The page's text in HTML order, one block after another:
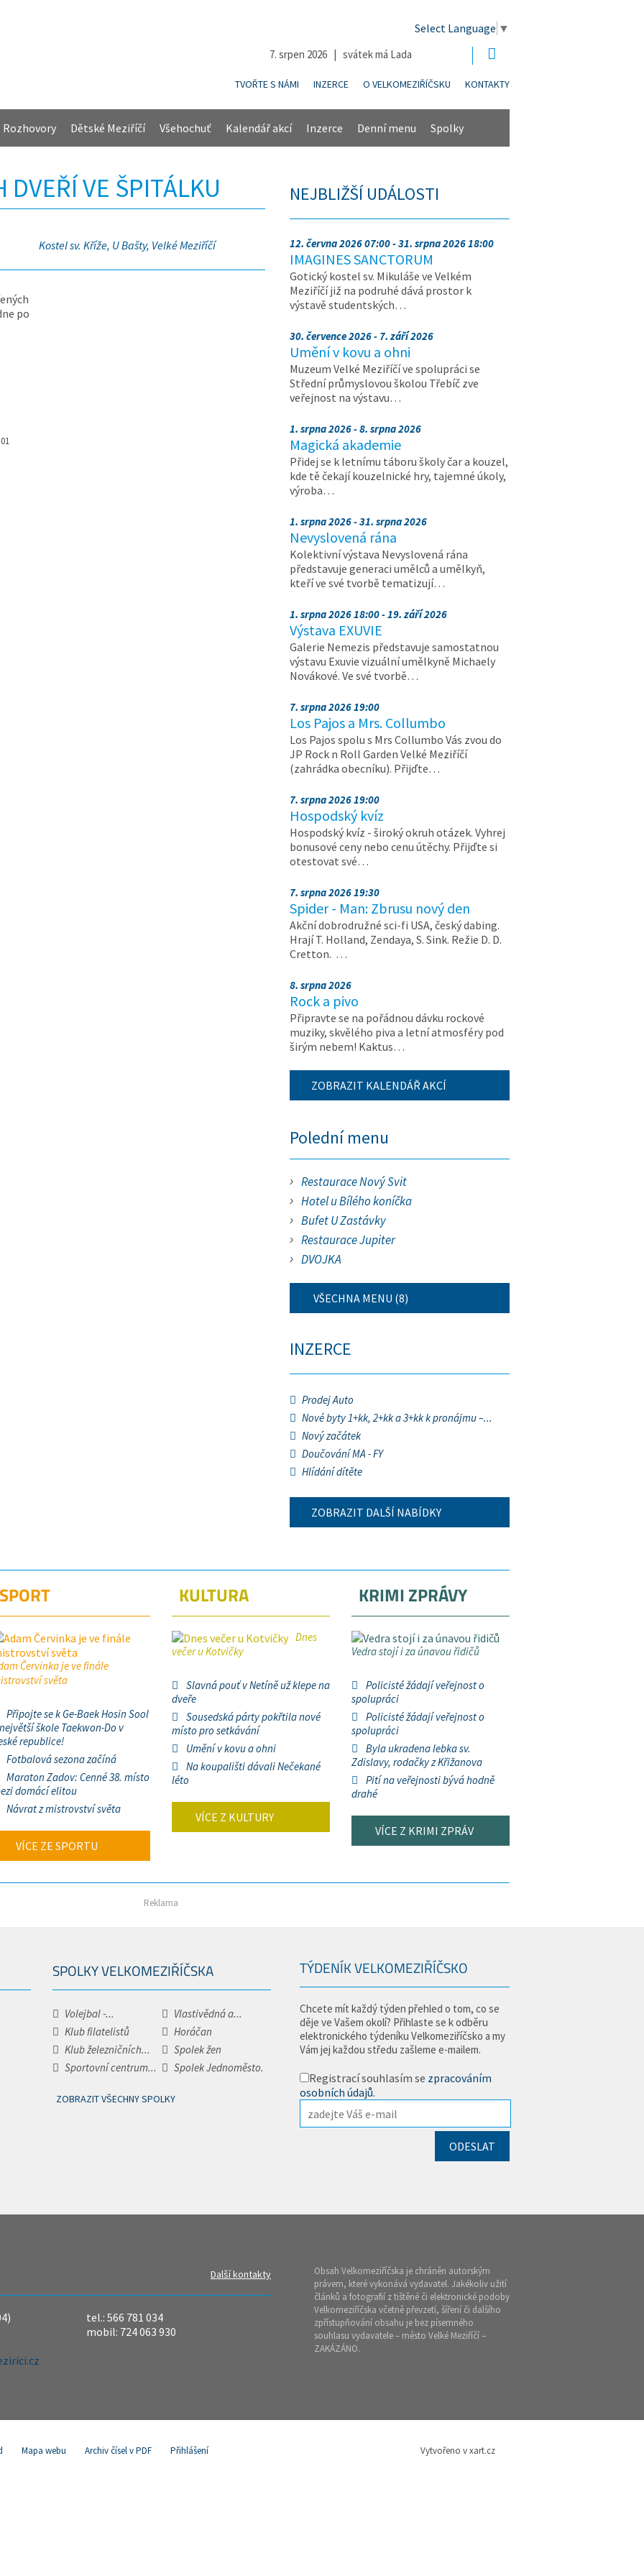
Select Language ▼
7. srpen 2026 | svátek má Lada
TVOŘTE S NÁMI INZERCE O VELKOMEZIŘÍČSKU KONTAKTY
Rozhovory Dětské Meziříčí Všehochuť Kalendář akcí Inzerce Denní menu Spolky
DVEŘÍ VE ŠPITÁLKU
Kostel sv. Kříže, U Bašty, Velké Meziříčí
po
NEJBLIŽŠÍ UDÁLOSTI
12. června 2026 07:00 - 31. srpna 2026 18:00
IMAGINES SANCTORUM
Gotický kostel sv. Mikuláše ve Velkém
Meziříčí již na podruhé dává prostor k
výstavě studentských…
30. července 2026 - 7. září 2026
Umění v kovu a ohni
Muzeum Velké Meziříčí ve spolupráci se
Střední průmyslovou školou Třebíč zve
veřejnost na výstavu…
1. srpna 2026 - 8. srpna 2026
Magická akademie
Přidej se k letnímu táboru školy čar a kouzel,
kde tě čekají kouzelnické hry, tajemné úkoly,
výroba…
1. srpna 2026 - 31. srpna 2026
Nevyslovená rána
Kolektivní výstava Nevyslovená rána
představuje generaci umělců a umělkyň,
kteří ve své tvorbě tematizují…
1. srpna 2026 18:00 - 19. září 2026
Výstava EXUVIE
Galerie Nemezis představuje samostatnou
výstavu Exuvie vizuální umělkyně Michaely
Novákové. Ve své tvorbě…
7. srpna 2026 19:00
Los Pajos a Mrs. Collumbo
Los Pajos spolu s Mrs Collumbo Vás zvou do
JP Rock n Roll Garden Velké Meziříčí
(zahrádka obecníku). Přijďte…
7. srpna 2026 19:00
Hospodský kvíz
Hospodský kvíz - široký okruh otázek. Vyhrej
bonusové ceny nebo cenu útěchy. Přijďte si
otestovat své…
7. srpna 2026 19:30
Spider - Man: Zbrusu nový den
Akční dobrodružné sci-fi USA, český dabing.
Hrají T. Holland, Zendaya, S. Sink. Režie D. D.
Cretton. …
8. srpna 2026
Rock a pivo
Připravte se na pořádnou dávku rockové
muziky, skvělého piva a letní atmosféry pod
širým nebem! Kaktus…
ZOBRAZIT KALENDÁŘ AKCÍ
Polední menu
Restaurace Nový Svit
Hotel u Bílého koníčka
Bufet U Zastávky
Restaurace Jupiter
DVOJKA
VŠECHNA MENU (8)
INZERCE
Prodej Auto
Nové byty 1+kk, 2+kk a 3+kk k pronájmu –...
Nový začátek
Doučování MA - FY
Hlídání dítěte
ZOBRAZIT DALŠÍ NABÍDKY
SPORT
Červinka je ve finále
světa
Připojte se k Ge-Baek Hosin Sool
škole Taekwon-Do v
republice!
Fotbalová sezona začíná
Maraton Zadov: Cenné 38. místo
domácí elitou
Návrat z mistrovství světa
VÍCE ZE SPORTU
KULTURA
Dnes
večer u Kotvičky
Slavná pouť v Netíně už klepe na
dveře
Sousedská párty pokřtila nové
místo pro setkávání
Umění v kovu a ohni
Na koupališti dávali Nečekané
léto
VÍCE Z KULTURY
KRIMI ZPRÁVY
Vedra stojí i za únavou řidičů
Policisté žádají veřejnost o
spolupráci
Policisté žádají veřejnost o
spolupráci
Byla ukradena lebka sv.
Zdislavy, rodačky z Křižanova
Pití na veřejnosti bývá hodně
drahé
VÍCE Z KRIMI ZPRÁV
Reklama
SPOLKY VELKOMEZIŘÍČSKA
Volejbal -...
Vlastivědná a...
Klub filatelistů
Horáčan
Klub železničních...
Spolek žen
Sportovní centrum...
Spolek Jednoměsto.
ZOBRAZIT VŠECHNY SPOLKY
TÝDENÍK VELKOMEZIŘÍČSKO
Chcete mít každý týden přehled o tom, co se
děje ve Vašem okolí? Přihlaste se k odběru
elektronického týdeníku Velkomeziříčsko a my
Vám jej každou středu zašleme e-mailem.
Registrací souhlasím se zpracováním
osobních údajů.
Další kontakty
tel.: 566 781 034
mobil: 724 063 930
Obsah Velkomeziříčska je chráněn autorským
právem, které vykonává vydavatel. Jakékoliv užití
článků a fotografií z tištěné či elektronické podoby
Velkomeziříčska včetně převzetí, šíření či dalšího
zpřístupňování obsahu je bez písemného
souhlasu vydavatele – město Velké Meziříčí –
ZAKÁZÁNO.
Mapa webu Archiv čísel v PDF Přihlášení Vytvořeno v xart.cz